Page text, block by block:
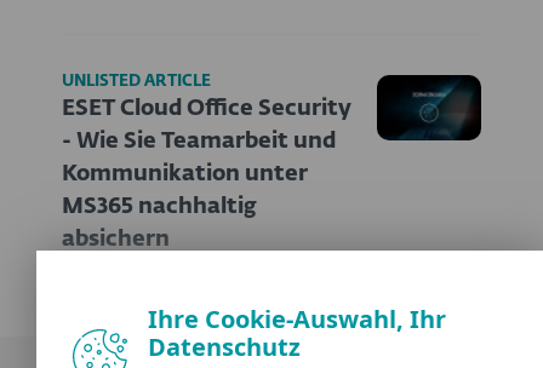
UNLISTED ARTICLE
ESET Cloud Office Security
- Wie Sie Teamarbeit und
Kommunikation unter
MS365 nachhaltig
absichern
Ihre Cookie-Auswahl, Ihr
Datenschutz